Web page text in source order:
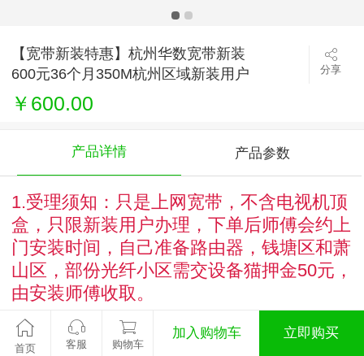
【宽带新装特惠】杭州华数宽带新装
600元36个月350M杭州区域新装用户
都可办理（不含机顶盒）
分享
￥600.00
产品详情 产品参数
1.受理须知：只是上网宽带， 不含电视机顶
盒，只 限新装用户办理， 下单后师傅会约上
门安装时间，自己准备路由器， 钱塘区和萧
山区，部份光纤小区需交设备猫押金50元，
由安装师傅收取。
2.宽带三年
合约期间，中途不能办理销户，
首页 客服 购物车
加入购物车 立即购买